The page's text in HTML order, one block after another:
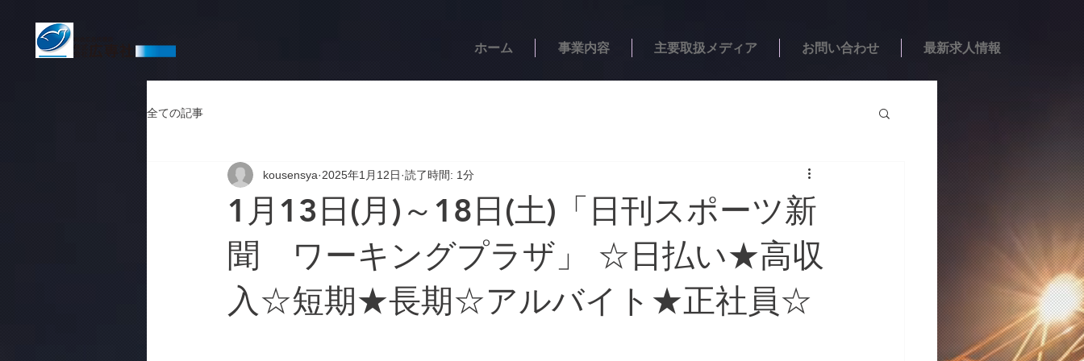
ホーム 事業内容 主要取扱メディア お問い合わせ 最新求人情報
全ての記事
1月13日(月)～18日(土)「日刊スポーツ新
聞 ワーキングプラザ」 ☆日払い★高収
入☆短期★長期☆アルバイト★正社員☆
kousensya 2025年1月12日 読了時間: 1分